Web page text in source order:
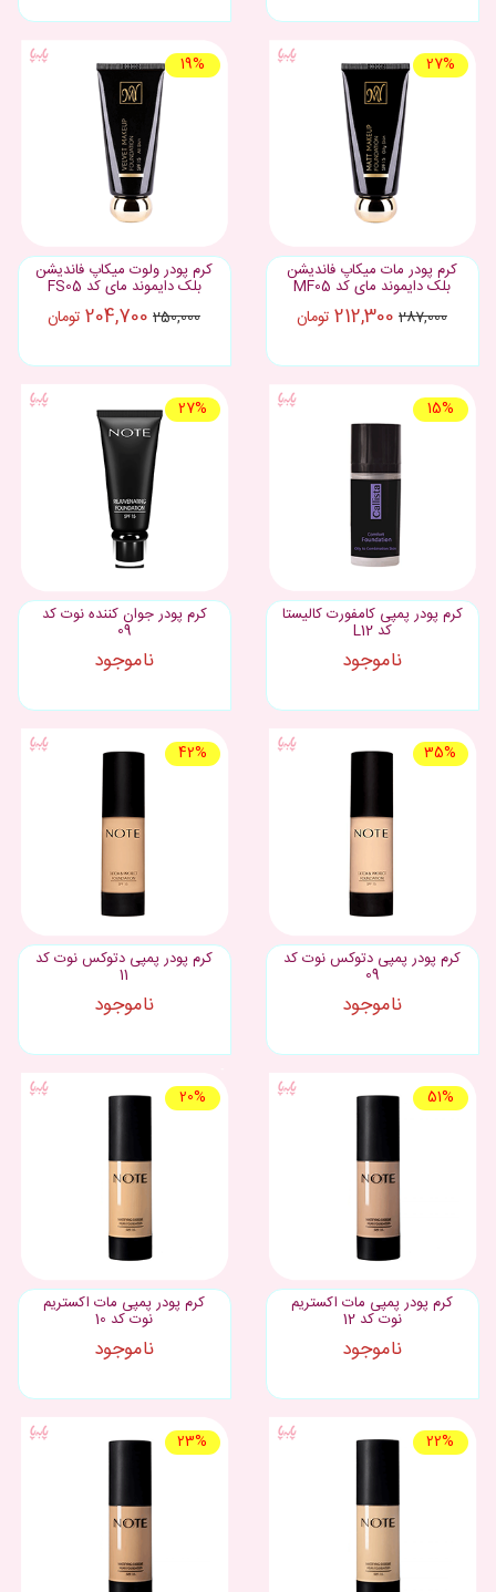
27%
کرم پودر مات میکاپ فاندیشن
بلک دایموند مای کد MF05
287,000
212,300 تومان
19%
کرم پودر ولوت میکاپ فاندیشن
بلک دایموند مای کد FS05
250,000
204,700 تومان
15%
کرم پودر پمپی کامفورت کالیستا
کد L12
ناموجود
27%
کرم پودر جوان کننده نوت کد
09
ناموجود
35%
کرم پودر پمپی دتوکس نوت کد
09
ناموجود
42%
کرم پودر پمپی دتوکس نوت کد
11
ناموجود
51%
کرم پودر پمپی مات اکستریم
نوت کد 12
ناموجود
20%
کرم پودر پمپی مات اکستریم
نوت کد 10
ناموجود
22%
23%